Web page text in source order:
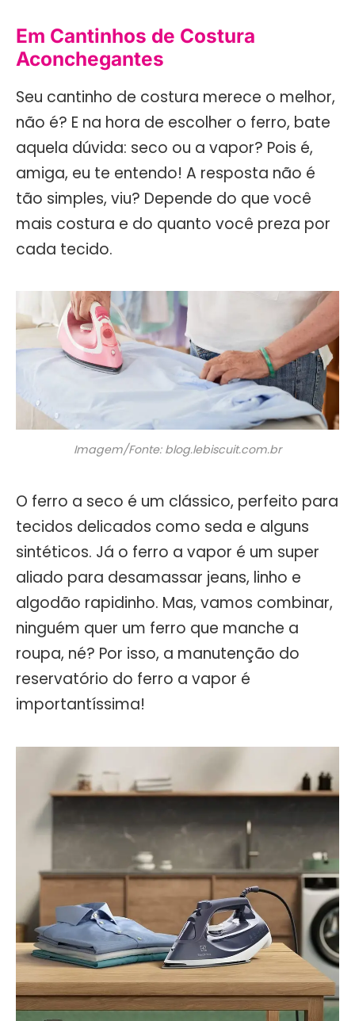
Em Cantinhos de Costura
Aconchegantes
Seu cantinho de costura merece o melhor,
não é? E na hora de escolher o ferro, bate
aquela dúvida: seco ou a vapor? Pois é,
amiga, eu te entendo! A resposta não é
tão simples, viu? Depende do que você
mais costura e do quanto você preza por
cada tecido.
Imagem/Fonte: blog.lebiscuit.com.br
O ferro a seco é um clássico, perfeito para
tecidos delicados como seda e alguns
sintéticos. Já o ferro a vapor é um super
aliado para desamassar jeans, linho e
algodão rapidinho. Mas, vamos combinar,
ninguém quer um ferro que manche a
roupa, né? Por isso, a manutenção do
reservatório do ferro a vapor é
importantíssima!